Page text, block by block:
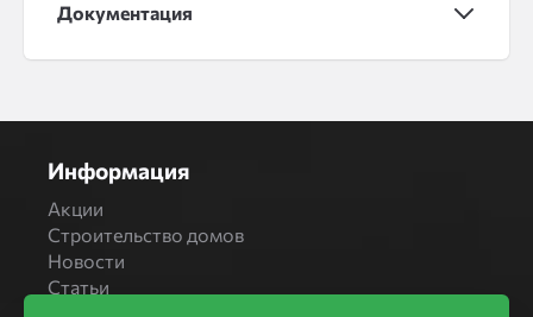
Документация
Информация
Акции
Строительство домов
Новости
Статьи